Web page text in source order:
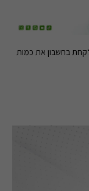
בחשבון את כמות